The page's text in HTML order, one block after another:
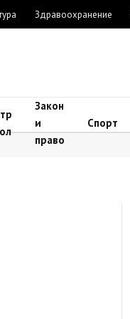
Здравоохранение
Закон
и
право
Спорт